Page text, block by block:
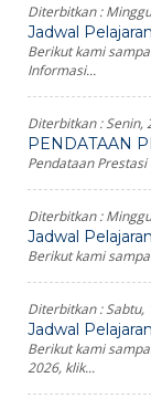
Diterbitkan :
Jadwal
Berikut kami
Informasi...
Diterbitkan :Senin,
PENDATAAN
Pendataan
Diterbitkan :
Jadwal
Berikut kami
Diterbitkan :Sabtu,
Jadwal
Berikut kami
2026, klik...